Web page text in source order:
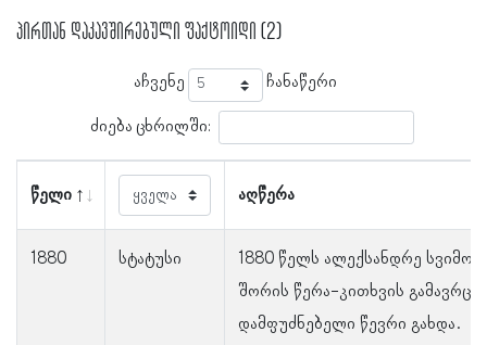
პირთან დაკავშირებული ფაქტოიდი (2)
აჩვენე ჩანაწერი
ძიება ცხრილში:
წელი აღწერა
1880 სტატუსი
1880 წელს ალექსანდრე
შორის წერა-კითხვის
დამფუძნებელი წევრი გახდა.